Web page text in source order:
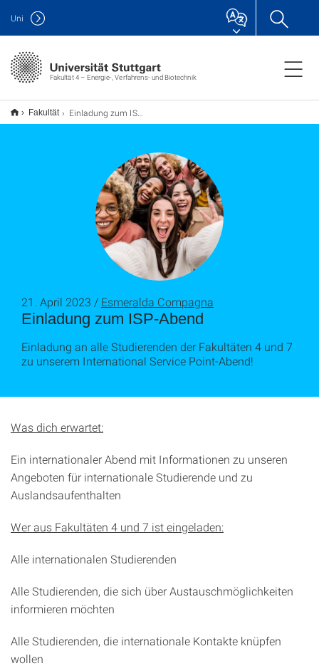
Fakultät 4 – Energie-, Verfahrens- und Biotechnik
Uni
Fakultät Einladung zum ISP-Abend
Einladung zum ISP-Abend
21. April 2023 / Esmeralda Compagna
Einladung an alle Studierenden der Fakultäten 4 und 7
zu unserem International Service Point-Abend!
Was dich erwartet:
Ein internationaler Abend mit Informationen zu unseren
Angeboten für internationale Studierende und zu
Auslandsaufenthalten
Wer aus Fakultäten 4 und 7 ist eingeladen:
Alle internationalen Studierenden
Alle Studierenden, die sich über Austauschmöglichkeiten
informieren möchten
Alle Studierenden, die internationale Kontakte knüpfen
wollen